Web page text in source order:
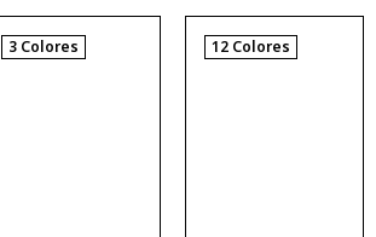
3 Colores 12 Colores